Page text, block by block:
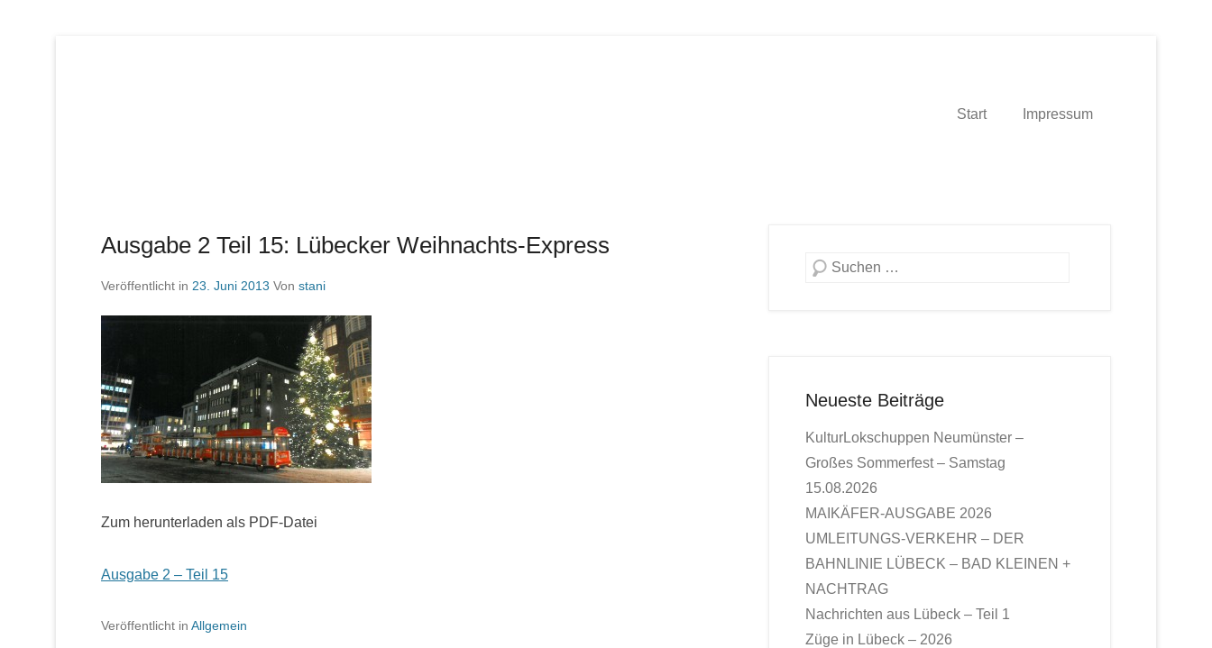
Start Impressum
Ausgabe 2 Teil 15: Lübecker Weihnachts-Express
Veröffentlicht in 23. Juni 2013 Von stani
Zum herunterladen als PDF-Datei
Ausgabe 2 – Teil 15
Veröffentlicht in Allgemein
Suche
Neueste Beiträge
KulturLokschuppen Neumünster –
Großes Sommerfest – Samstag
15.08.2026
MAIKÄFER-AUSGABE 2026
UMLEITUNGS-VERKEHR – DER
BAHNLINIE LÜBECK – BAD KLEINEN +
NACHTRAG
Nachrichten aus Lübeck – Teil 1
Züge in Lübeck – 2026